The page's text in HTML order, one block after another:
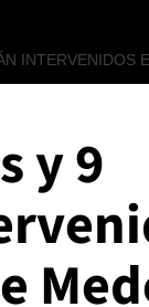
INTERVENIDOS
y 9